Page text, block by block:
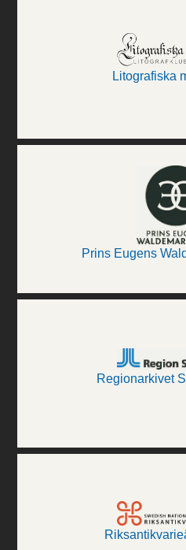
Litografiska
Prins Eugens
Regionarkivet